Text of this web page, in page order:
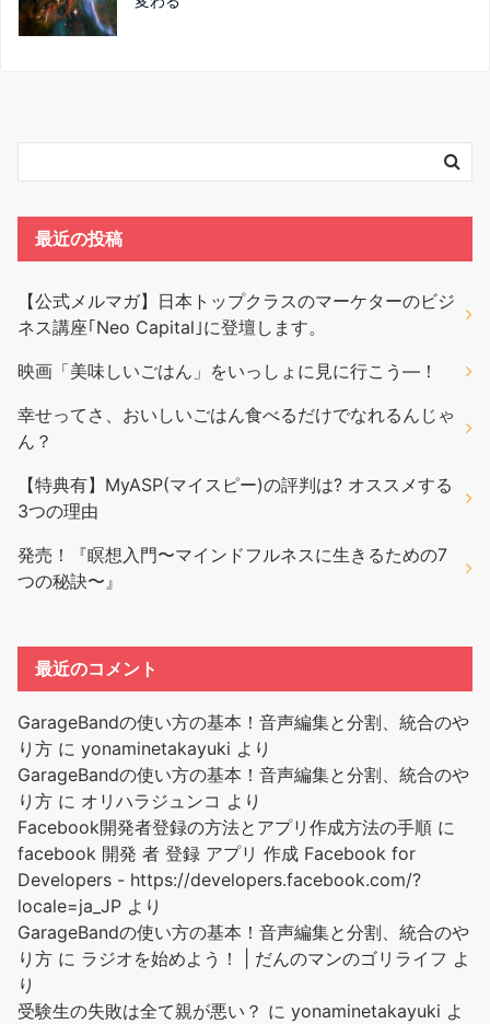
最近の投稿
【公式メルマガ】日本トップクラスのマーケターのビジ
ネス講座｢Neo Capital｣に登壇します。
映画「美味しいごはん」をいっしょに見に行こう―！
幸せってさ、おいしいごはん食べるだけでなれるんじゃ
ん？
【特典有】MyASP(マイスピー)の評判は? オススメする
3つの理由
発売！『瞑想入門〜マインドフルネスに生きるための7
つの秘訣〜』
最近のコメント
GarageBandの使い方の基本！音声編集と分割、統合のや
り方 に yonaminetakayuki より
GarageBandの使い方の基本！音声編集と分割、統合のや
り方 に オリハラジュンコ より
Facebook開発者登録の方法とアプリ作成方法の手順 に
facebook 開発 者 登録 アプリ 作成 Facebook for
Developers - https://developers.facebook.com/?
locale=ja_JP より
GarageBandの使い方の基本！音声編集と分割、統合のや
り方 に ラジオを始めよう！ | だんのマンのゴリライフ よ
り
受験生の失敗は全て親が悪い？ に yonaminetakayuki よ